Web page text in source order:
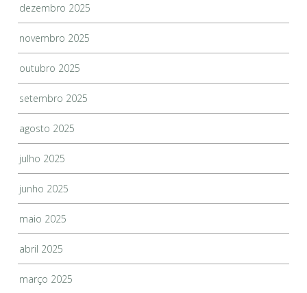
dezembro 2025
novembro 2025
outubro 2025
setembro 2025
agosto 2025
julho 2025
junho 2025
maio 2025
abril 2025
março 2025